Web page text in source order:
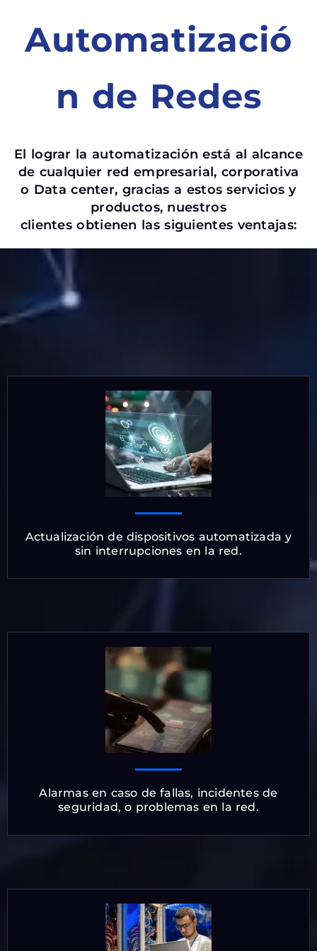
Automatizació
n de Redes
El lograr la automatización está al alcance
de cualquier red empresarial, corporativa
o Data center, gracias a estos servicios y
productos, nuestros
clientes obtienen las siguientes ventajas:
Actualización de dispositivos automatizada y
sin interrupciones en la red.
Alarmas en caso de fallas, incidentes de
seguridad, o problemas en la red.